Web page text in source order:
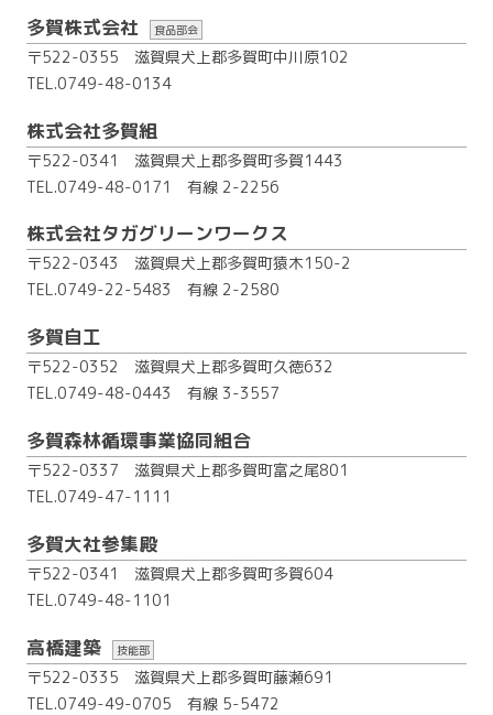
多賀株式会社 食品部会
〒522-0355 滋賀県犬上郡多賀町中川原102
TEL.0749-48-0134
株式会社多賀組
〒522-0341 滋賀県犬上郡多賀町多賀1443
TEL.0749-48-0171
有線 2-2256
株式会社タガグリーンワークス
〒522-0343 滋賀県犬上郡多賀町猿木150-2
TEL.0749-22-5483
有線 2-2580
多賀自工
〒522-0352 滋賀県犬上郡多賀町久徳632
TEL.0749-48-0443
有線 3-3557
多賀森林循環事業協同組合
〒522-0337 滋賀県犬上郡多賀町富之尾801
TEL.0749-47-1111
多賀大社参集殿
〒522-0341 滋賀県犬上郡多賀町多賀604
TEL.0749-48-1101
高橋建築 技能部
〒522-0335 滋賀県犬上郡多賀町藤瀬691
TEL.0749-49-0705
有線 5-5472